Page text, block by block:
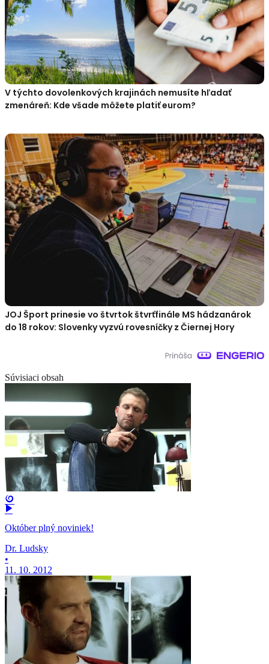
V týchto dovolenkových krajinách nemusíte hľadať
zmenáreň: Kde všade môžete platiť eurom?
JOJ Šport prinesie vo štvrtok štvrťfinále MS hádzanárok
do 18 rokov: Slovenky vyzvú rovesníčky z Čiernej Hory
Súvisiaci obsah
Október plný noviniek!
Dr. Ludsky
•
11. 10. 2012